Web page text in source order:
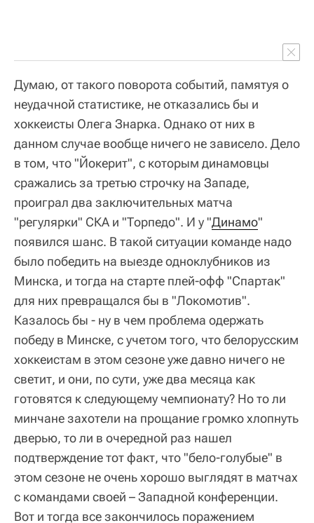
Думаю, от такого поворота событий, памятуя о
неудачной статистике, не отказались бы и
хоккеисты Олега Знарка. Однако от них в
данном случае вообще ничего не зависело. Дело
в том, что "Йокерит", с которым динамовцы
сражались за третью строчку на Западе,
проиграл два заключительных матча
"регулярки" СКА и "Торпедо". И у "Динамо"
появился шанс. В такой ситуации команде надо
было победить на выезде одноклубников из
Минска, и тогда на старте плей-офф "Спартак"
для них превращался бы в "Локомотив".
Казалось бы - ну в чем проблема одержать
победу в Минске, с учетом того, что белорусским
хоккеистам в этом сезоне уже давно ничего не
светит, и они, по сути, уже два месяца как
готовятся к следующему чемпионату? Но то ли
минчане захотели на прощание громко хлопнуть
дверью, то ли в очередной раз нашел
подтверждение тот факт, что "бело-голубые" в
этом сезоне не очень хорошо выглядят в матчах
с командами своей – Западной конференции.
Вот и тогда все закончилось поражением